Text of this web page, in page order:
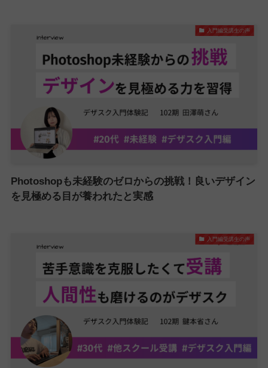
入門編受講生の声
Photoshopも未経験のゼロからの挑戦！良いデザイン
を見極める目が養われたと実感
入門編受講生の声